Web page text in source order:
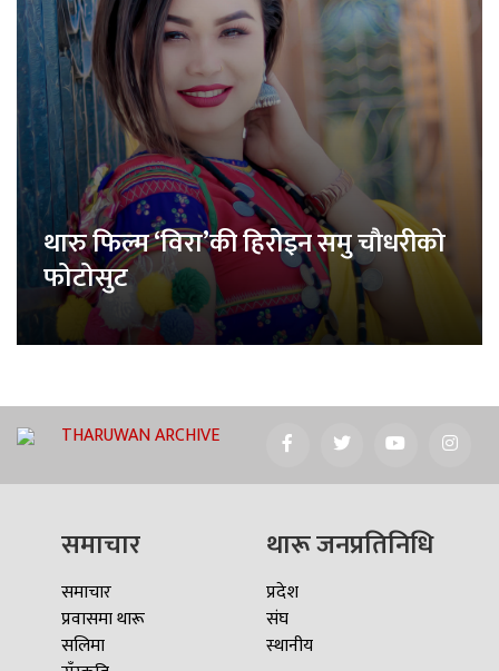
थारु फिल्म ‘विरा’की हिरोइन समु चौधरीको
फोटोसुट
THARUWAN ARCHIVE
समाचार
समाचार
प्रवासमा थारू
सलिमा
थारू जनप्रतिनिधि
प्रदेश
संघ
स्थानीय